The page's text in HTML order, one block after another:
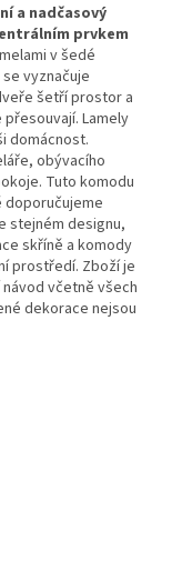
a nadčasový
prvkem
v šedé
vyznačuje
šetří prostor a
Lamely
domácnost.
obývacího
Tuto komodu
doporučujeme
stejném designu,
skříně a komody
prostředí. Zboží je
včetně všech
dekorace nejsou